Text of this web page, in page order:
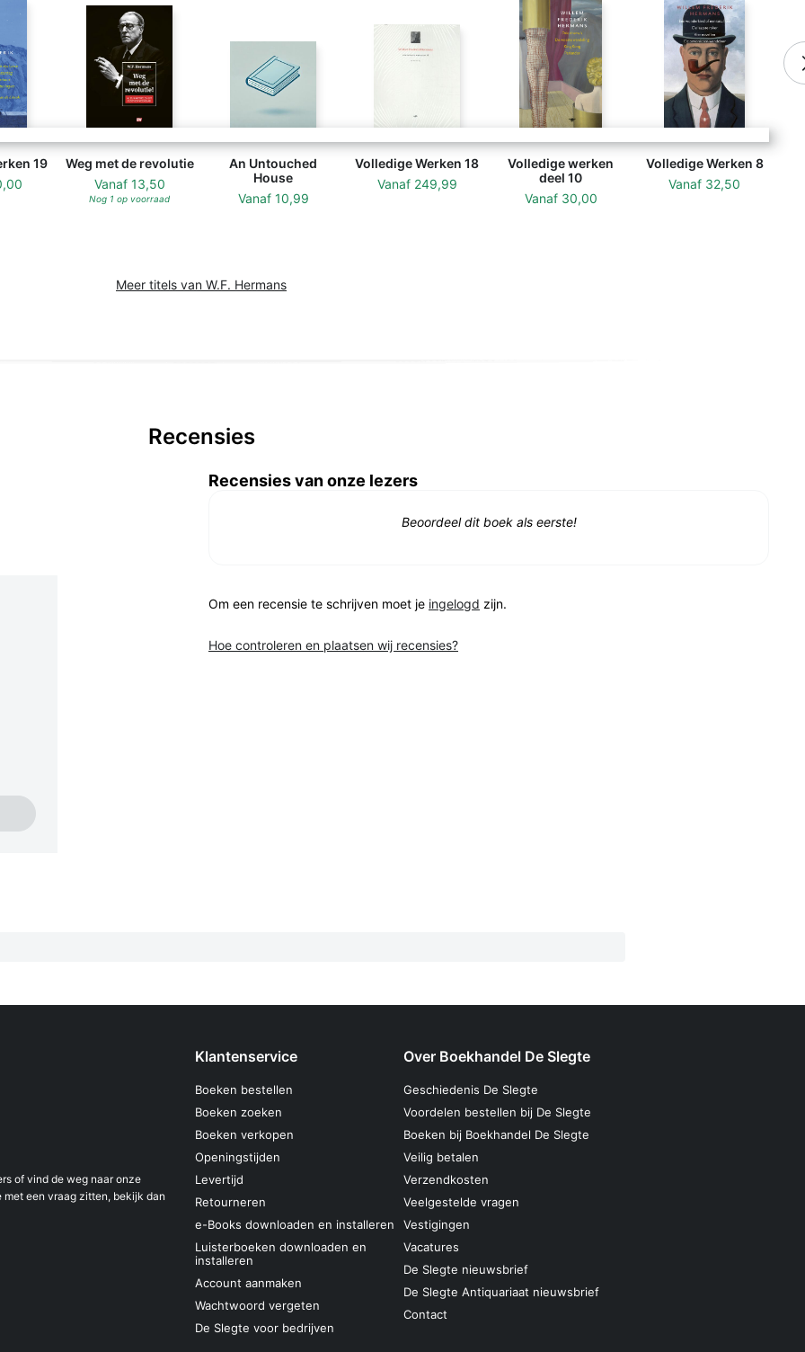
19
Weg met de revolutie
Vanaf 13,50
Nog 1 op voorraad
An Untouched
House
Vanaf 10,99
Volledige Werken 18
Vanaf 249,99
Volledige werken
deel 10
Vanaf 30,00
Volledige Werken 8
Vanaf 32,50
Meer titels van W.F. Hermans
Recensies
Recensies van onze lezers
Beoordeel dit boek als eerste!
Om een recensie te schrijven moet je ingelogd zijn.
Hoe controleren en plaatsen wij recensies?
of vind de weg naar onze
een vraag zitten, bekijk dan
Klantenservice
Boeken bestellen
Boeken zoeken
Boeken verkopen
Openingstijden
Levertijd
Retourneren
e-Books downloaden en installeren
Luisterboeken downloaden en
installeren
Account aanmaken
Wachtwoord vergeten
De Slegte voor bedrijven
Over Boekhandel De Slegte
Geschiedenis De Slegte
Voordelen bestellen bij De Slegte
Boeken bij Boekhandel De Slegte
Veilig betalen
Verzendkosten
Veelgestelde vragen
Vestigingen
Vacatures
De Slegte nieuwsbrief
De Slegte Antiquariaat nieuwsbrief
Contact